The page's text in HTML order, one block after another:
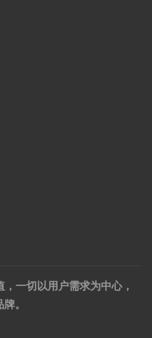
一切以用户需求为中心，
。